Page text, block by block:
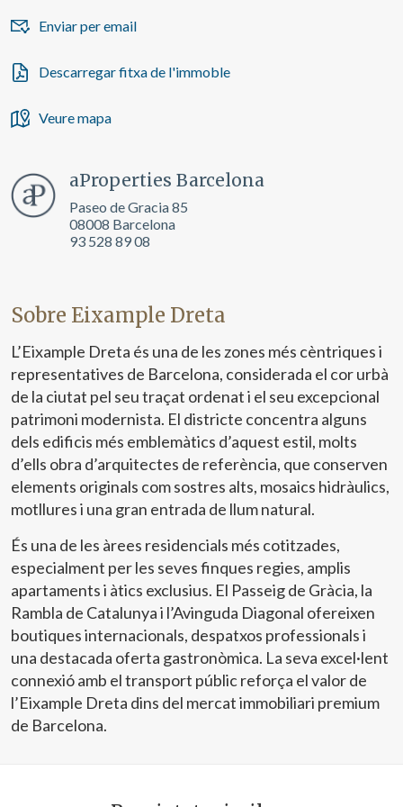
Enviar per email
Descarregar fitxa de l'immoble
Veure mapa
aProperties Barcelona
Paseo de Gracia 85
08008 Barcelona
93 528 89 08
Sobre Eixample Dreta
L’Eixample Dreta és una de les zones més cèntriques i
representatives de Barcelona, considerada el cor urbà
de la ciutat pel seu traçat ordenat i el seu excepcional
patrimoni modernista. El districte concentra alguns
dels edificis més emblemàtics d’aquest estil, molts
d’ells obra d’arquitectes de referència, que conserven
elements originals com sostres alts, mosaics hidràulics,
motllures i una gran entrada de llum natural.
És una de les àrees residencials més cotitzades,
especialment per les seves finques regies, amplis
apartaments i àtics exclusius. El Passeig de Gràcia, la
Rambla de Catalunya i l’Avinguda Diagonal ofereixen
boutiques internacionals, despatxos professionals i
una destacada oferta gastronòmica. La seva excel·lent
connexió amb el transport públic reforça el valor de
l’Eixample Dreta dins del mercat immobiliari premium
de Barcelona.